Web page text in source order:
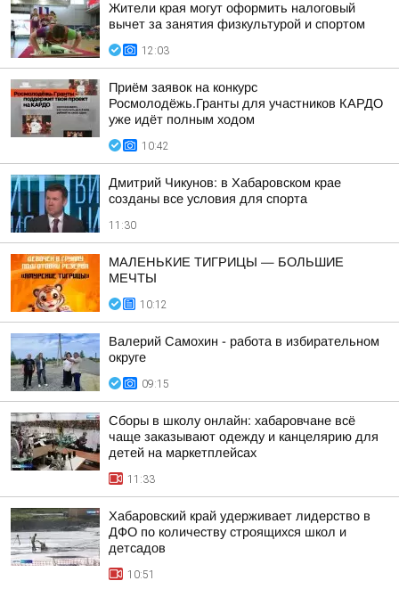
Жители края могут оформить налоговый
вычет за занятия физкультурой и спортом
12:03
Приём заявок на конкурс
Росмолодёжь.Гранты для участников КАРДО
уже идёт полным ходом
10:42
Дмитрий Чикунов: в Хабаровском крае
созданы все условия для спорта
11:30
МАЛЕНЬКИЕ ТИГРИЦЫ — БОЛЬШИЕ
МЕЧТЫ
10:12
Валерий Самохин - работа в избирательном
округе
09:15
Сборы в школу онлайн: хабаровчане всё
чаще заказывают одежду и канцелярию для
детей на маркетплейсах
11:33
Хабаровский край удерживает лидерство в
ДФО по количеству строящихся школ и
детсадов
10:51